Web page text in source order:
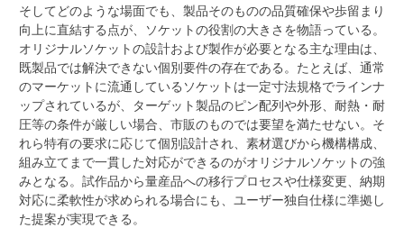
そしてどのような場面でも、製品そのものの品質確保や歩留まり
向上に直結する点が、ソケットの役割の大きさを物語っている。
オリジナルソケットの設計および製作が必要となる主な理由は、
既製品では解決できない個別要件の存在である。たとえば、通常
のマーケットに流通しているソケットは一定寸法規格でラインナ
ップされているが、ターゲット製品のピン配列や外形、耐熱・耐
圧等の条件が厳しい場合、市販のものでは要望を満たせない。そ
れら特有の要求に応じて個別設計され、素材選びから機構構成、
組み立てまで一貫した対応ができるのがオリジナルソケットの強
みとなる。試作品から量産品への移行プロセスや仕様変更、納期
対応に柔軟性が求められる場合にも、ユーザー独自仕様に準拠し
た提案が実現できる。